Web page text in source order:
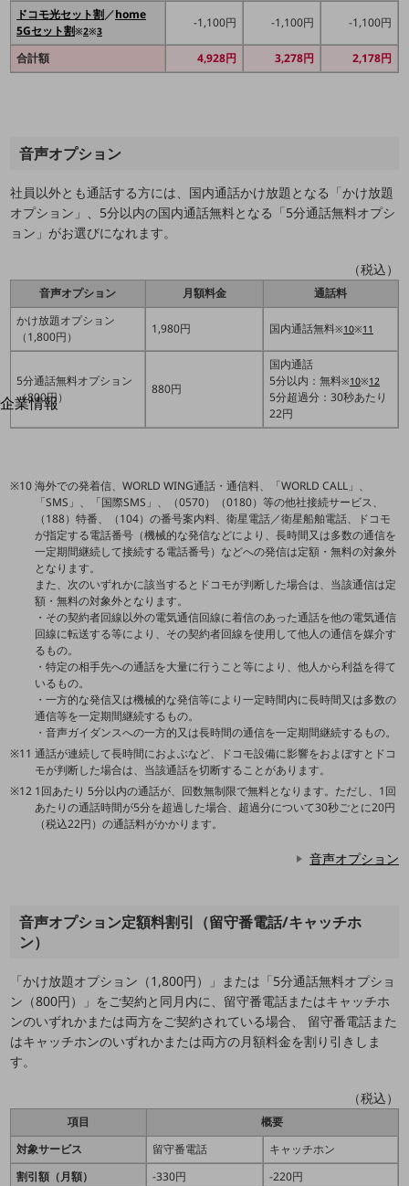
建設業
地域産業
NTTドコモビジネス
オンラインショップ
モバイル・ICTサービスをオンラインで
相談・申し込みができるバーチャルショップ
法人向けモバイルトップ
新規会員登録/ログインはこちら
100回線以上のお問い合わせ・お見積りはこちら
別ウィンドウで開きます
企業情報
企業情報TOP
組織
社長からのご挨拶
事業拠点
グループ会社
会社案内パンフレット
ニュースルーム
ニュースルームTOP
ニュースリリース
地域からの発表
重要なお知らせ
お知らせ
NTTドコモビジネスグループのサステナビリティ
サステナビリティ基本方針
サステナビリティレポート
ダイバーシティ
経営情報
経営情報TOP
業績
決算公告
電子公告
ドコモ光セット割／home
5Gセット割※2※3
-1,100円 -1,100円 -1,100円
合計額 4,928円 3,278円 2,178円
音声オプション
社員以外とも通話する方には、国内通話かけ放題となる「かけ放題
オプション」、5分以内の国内通話無料となる「5分通話無料オプシ
ョン」がお選びになれます。
（税込）
音声オプション 月額料金
通話料
かけ放題オプション
（1,800円）
1,980円 国内通話無料※10※11
5分通話無料オプション
（800円）
880円
国内通話
5分以内：無料※10※12
5分超過分：30秒あたり
22円
海外での発着信、WORLD WING通話・通信料、「WORLD CALL」、
「SMS」、「国際SMS」、（0570）（0180）等の他社接続サービス、
（188）特番、（104）の番号案内料、衛星電話／衛星船舶電話、ドコモ
が指定する電話番号（機械的な発信などにより、長時間又は多数の通信を
一定期間継続して接続する電話番号）などへの発信は定額・無料の対象外
となります。
また、次のいずれかに該当するとドコモが判断した場合は、当該通信は定
額・無料の対象外となります。
・その契約者回線以外の電気通信回線に着信のあった通話を他の電気通信
回線に転送する等により、その契約者回線を使用して他人の通信を媒介す
るもの。
・特定の相手先への通話を大量に行うこと等により、他人から利益を得て
いるもの。
・一方的な発信又は機械的な発信等により一定時間内に長時間又は多数の
通信等を一定期間継続するもの。
・音声ガイダンスへの一方的又は長時間の通信を一定期間継続するもの。
通話が連続して長時間におよぶなど、ドコモ設備に影響をおよぼすとドコ
モが判断した場合は、当該通話を切断することがあります。
1回あたり 5分以内の通話が、回数無制限で無料となります。ただし、1回
あたりの通話時間が5分を超過した場合、超過分について30秒ごとに20円
（税込22円）の通話料がかかります。
音声オプション
音声オプション定額料割引（留守番電話/キャッチホ
ン）
「かけ放題オプション（1,800円）」または「5分通話無料オプショ
ン（800円）」をご契約と同月内に、留守番電話またはキャッチホ
ンのいずれかまたは両方をご契約されている場合、 留守番電話また
はキャッチホンのいずれかまたは両方の月額料金を割り引きしま
す。
（税込）
項目
概要
対象サービス
留守番電話
キャッチホン
割引額（月額）
-330円 -220円